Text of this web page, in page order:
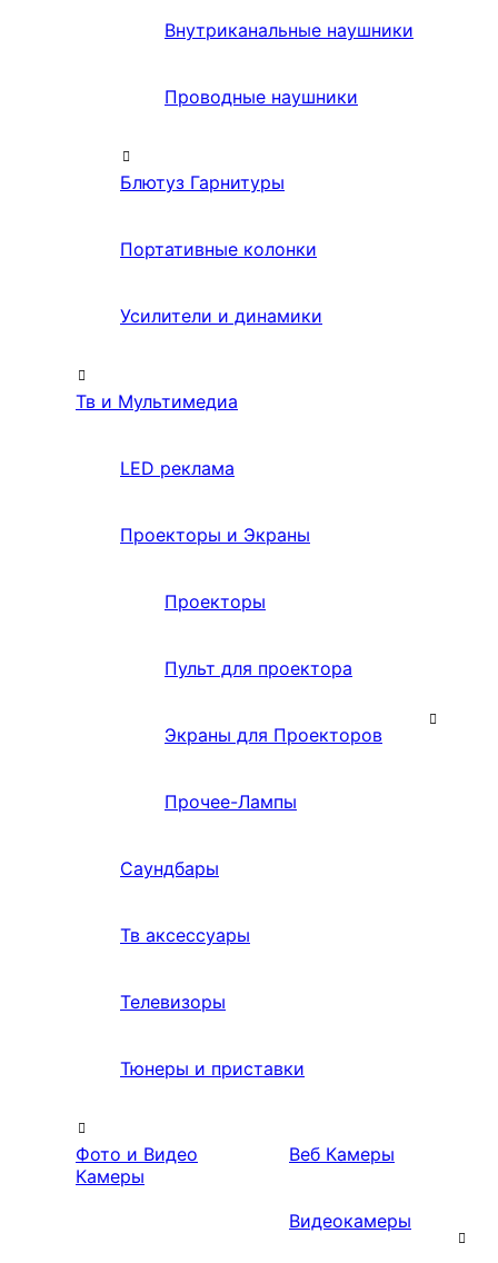
Внутриканальные наушники
Проводные наушники
Блютуз Гарнитуры
Портативные колонки
Усилители и динамики
Тв и Мультимедиа
LED реклама
Проекторы и Экраны
Проекторы
Пульт для проектора
Экраны для Проекторов
Прочее-Лампы
Саундбары
Тв аксессуары
Телевизоры
Тюнеры и приставки
Фото и Видео
Камеры
Веб Камеры
Видеокамеры